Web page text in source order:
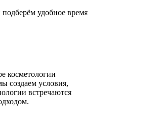
подберём удобное время
косметологии
создаем условия,
встречаются